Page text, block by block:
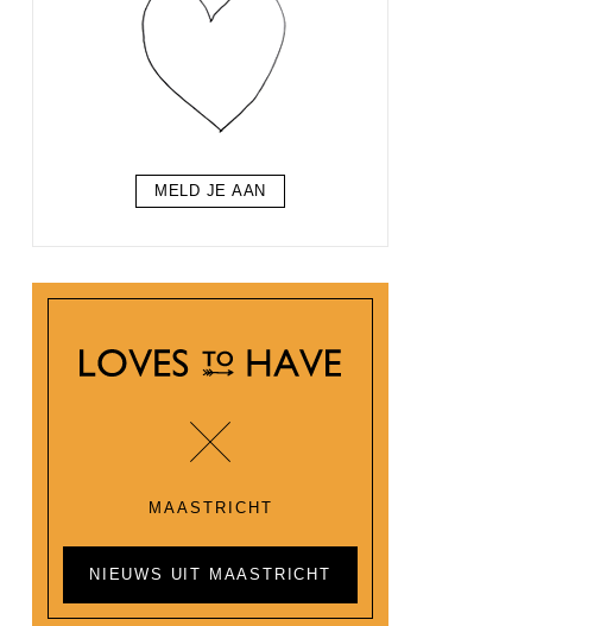
MELD JE AAN
MAASTRICHT
NIEUWS UIT MAASTRICHT